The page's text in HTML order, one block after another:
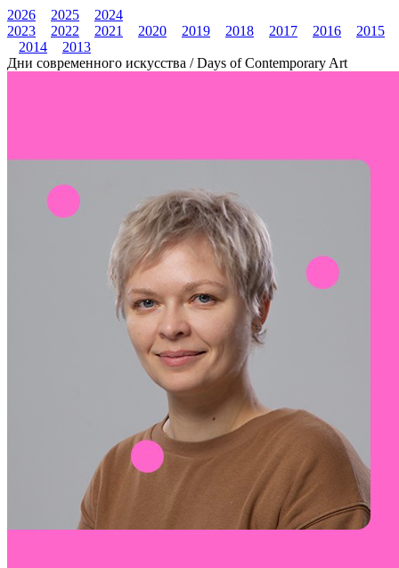
2026 2025
2024
2023
2022 2021 2020 2019 2018 2017 2016
2015
2014
2013
Дни современного искусства / Days of Contemporary Art